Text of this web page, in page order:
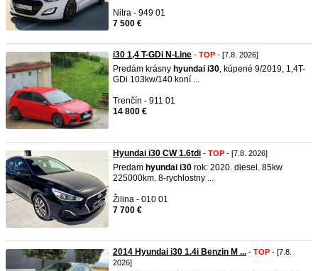
Nitra - 949 01
7 500 €
i30 1,4 T-GDi N-Line - TOP - [7.8. 2026]
Predám krásny hyundai i30, kúpené 9/2019, 1,4T-
GDi 103kw/140 koní ...
Trenčín - 911 01
14 800 €
Hyundai i30 CW 1.6tdi - TOP - [7.8. 2026]
Predam hyundai i30 rok: 2020. diesel. 85kw
225000km. 8-rychlostny ...
Žilina - 010 01
7 700 €
2014 Hyundai i30 1.4i Benzin M ... - TOP - [7.8.
2026]